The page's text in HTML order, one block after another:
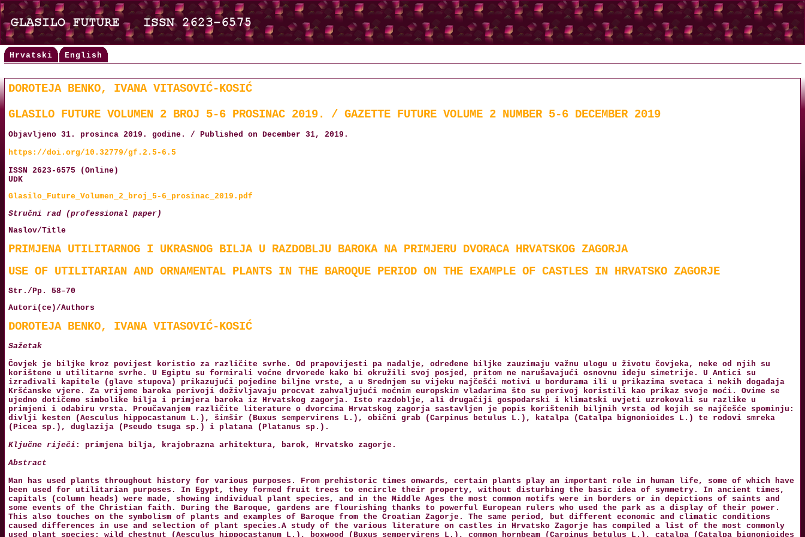
Hrvatski English
DOROTEJA BENKO, IVANA VITASOVIĆ-KOSIĆ
GLASILO FUTURE VOLUMEN 2 BROJ 5-6 PROSINAC 2019. / GAZETTE FUTURE VOLUME 2 NUMBER 5-6 DECEMBER 2019
Objavljeno 31. prosinca 2019. godine. / Published on December 31, 2019.
https://doi.org/10.32779/gf.2.5-6.5
ISSN 2623-6575 (Online)
UDK
Glasilo_Future_Volumen_2_broj_5-6_prosinac_2019.pdf
Stručni rad (professional paper)
Naslov/Title
PRIMJENA UTILITARNOG I UKRASNOG BILJA U RAZDOBLJU BAROKA NA PRIMJERU DVORACA HRVATSKOG ZAGORJA
USE OF UTILITARIAN AND ORNAMENTAL PLANTS IN THE BAROQUE PERIOD ON THE EXAMPLE OF CASTLES IN HRVATSKO ZAGORJE
Str./Pp. 58–70
Autori(ce)/Authors
DOROTEJA BENKO, IVANA VITASOVIĆ-KOSIĆ
Sažetak
Čovjek je biljke kroz povijest koristio za različite svrhe. Od prapovijesti pa nadalje, određene biljke zauzimaju važnu ulogu u životu čovjeka, neke od njih su
korištene u utilitarne svrhe. U Egiptu su formirali voćne drvorede kako bi okružili svoj posjed, pritom ne narušavajući osnovnu ideju simetrije. U Antici su
izrađivali kapitele (glave stupova) prikazujući pojedine biljne vrste, a u Srednjem su vijeku najčešći motivi u bordurama ili u prikazima svetaca i nekih događaja
Kršćanske vjere. Za vrijeme baroka perivoji doživljavaju procvat zahvaljujući moćnim europskim vladarima što su perivoj koristili kao prikaz svoje moći. Ovime se
ujedno dotičemo simbolike bilja i primjera baroka iz Hrvatskog zagorja. Isto razdoblje, ali drugačiji gospodarski i klimatski uvjeti uzrokovali su razlike u
primjeni i odabiru vrsta. Proučavanjem različite literature o dvorcima Hrvatskog zagorja sastavljen je popis korištenih biljnih vrsta od kojih se najčešće spominju:
divlji kesten (Aesculus hippocastanum L.), šimšir (Buxus sempervirens L.), obični grab (Carpinus betulus L.), katalpa (Catalpa bignonioides L.) te rodovi smreka
(Picea sp.), duglazija (Pseudo tsuga sp.) i platana (Platanus sp.).
Ključne riječi : primjena bilja, krajobrazna arhitektura, barok, Hrvatsko zagorje.
Abstract
Man has used plants throughout history for various purposes. From prehistoric times onwards, certain plants play an important role in human life, some of which have
been used for utilitarian purposes. In Egypt, they formed fruit trees to encircle their property, without disturbing the basic idea of symmetry. In ancient times,
capitals (column heads) were made, showing individual plant species, and in the Middle Ages the most common motifs were in borders or in depictions of saints and
some events of the Christian faith. During the Baroque, gardens are flourishing thanks to powerful European rulers who used the park as a display of their power.
This also touches on the symbolism of plants and examples of Baroque from the Croatian Zagorje. The same period, but different economic and climatic conditions
caused differences in use and selection of plant species.A study of the various literature on castles in Hrvatsko Zagorje has compiled a list of the most commonly
used plant species: wild chestnut (Aesculus hippocastanum L.), boxwood (Buxus sempervirens L.), common hornbeam (Carpinus betulus L.), catalpa (Catalpa bignonioides